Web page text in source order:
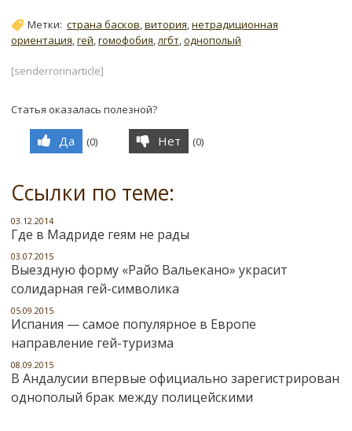
Метки: страна басков,витория,нетрадиционная
ориентация гей гомофобия лгбт однополый
[senderrorinarticle]
Статья оказалась полезной?
Да (0) Нет (0)
Ссылки по теме:
03.12.2014
Где в Мадриде геям не рады
03.07.2015
Выездную форму «Райо Вальекано» украсит
солидарная гей-символика
05.09.2015
Испания — самое популярное в Европе
направление гей-туризма
08.09.2015
В Андалусии впервые официально зарегистрирован
однополый брак между полицейскими